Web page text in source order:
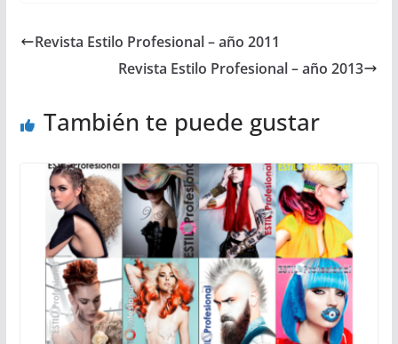
Revista Estilo Profesional – año 2011
Revista Estilo Profesional – año 2013
También te puede gustar